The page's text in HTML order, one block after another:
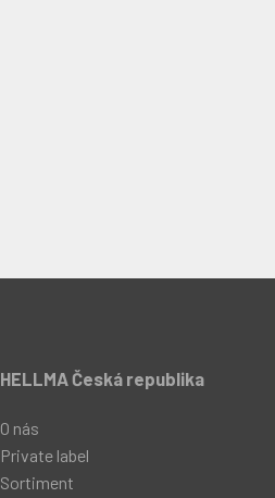
HELLMA Česká republika
O nás
Private label
Sortiment